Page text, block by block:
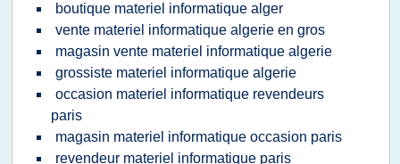
boutique materiel informatique alger
vente materiel informatique algerie en gros
magasin vente materiel informatique algerie
grossiste materiel informatique algerie
occasion materiel informatique revendeurs
paris
magasin materiel informatique occasion paris
revendeur materiel informatique paris